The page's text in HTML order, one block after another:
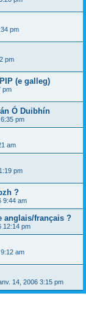
pm
pm
(e galleg)
pm
Ó Duibhín
pm
am
pm
?
9:44 am
anglais/français ?
12:14 pm
am
14, 2006 3:15 pm